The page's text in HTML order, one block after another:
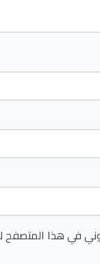
في هذا المتصفح